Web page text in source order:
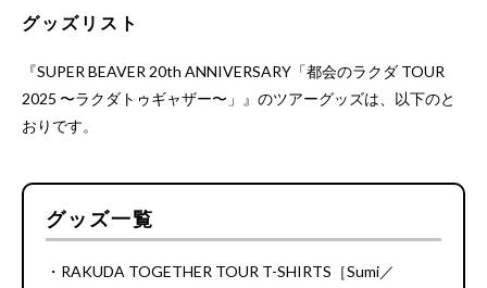
グッズリスト
『SUPER BEAVER 20th ANNIVERSARY「都会のラクダ TOUR
2025 〜ラクダトゥギャザー〜」』のツアーグッズは、以下のと
おりです。
グッズ一覧
・RAKUDA TOGETHER TOUR T-SHIRTS［Sumi／